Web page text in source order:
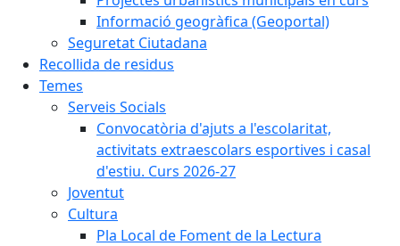
Informació geogràfica (Geoportal)
Seguretat Ciutadana
Recollida de residus
Temes
Serveis Socials
Convocatòria d'ajuts a l'escolaritat,
activitats extraescolars esportives i casal
d'estiu. Curs 2026-27
Joventut
Cultura
Pla Local de Foment de la Lectura